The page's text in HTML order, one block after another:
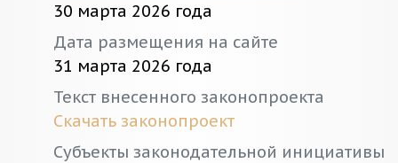
30 марта 2026 года
Дата размещения на сайте
31 марта 2026 года
Текст внесенного законопроекта
Скачать законопроект
Субъекты законодательной инициативы